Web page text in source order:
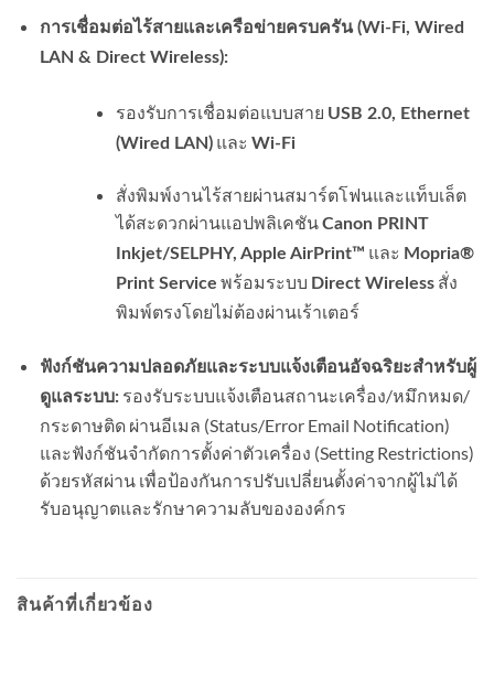
การเชื่อมต่อไร้สายและเครือข่ายครบครัน (Wi-Fi, Wired
LAN & Direct Wireless):
รองรับการเชื่อมต่อแบบสาย USB 2.0, Ethernet
(Wired LAN)และ Wi-Fi
สั่งพิมพ์งานไร้สายผ่านสมาร์ตโฟนและแท็บเล็ต
ได้สะดวกผ่านแอปพลิเคชันCanon PRINT
Inkjet/SELPHY, Apple AirPrint™ และ Mopria®
Print Service พร้อมระบบ Direct Wirelessสั่ง
พิมพ์ตรงโดยไม่ต้องผ่านเร้าเตอร์
ฟังก์ชันความปลอดภัยและระบบแจ้งเตือนอัจฉริยะสำหรับผู้
ดูแลระบบ:รองรับระบบแจ้งเตือนสถานะเครื่อง/หมึกหมด/
กระดาษติด ผ่านอีเมล (Status/Error Email Notification)
และฟังก์ชันจำกัดการตั้งค่าตัวเครื่อง (Setting Restrictions)
ด้วยรหัสผ่าน เพื่อป้องกันการปรับเปลี่ยนตั้งค่าจากผู้ไม่ได้
รับอนุญาตและรักษาความลับขององค์กร
สินค้าที่เกี่ยวข้อง